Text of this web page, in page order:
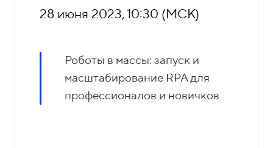
28 июня 2023, 10:30 (МСК)
Роботы в массы: запуск и
масштабирование RPA для
профессионалов и новичков